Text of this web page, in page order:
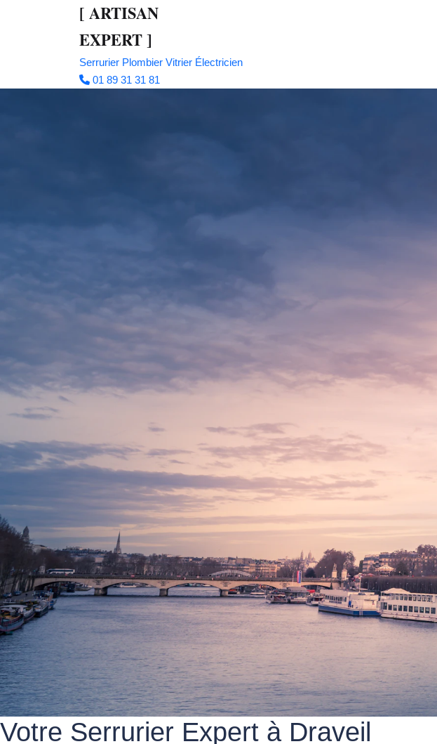
[ ARTISAN
EXPERT]
Serrurier Plombier Vitrier Électricien
01 89 31 31 81
Votre Serrurier Expert à Draveil